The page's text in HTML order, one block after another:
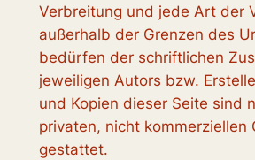
Verbreitung und jede Art der
außerhalb der Grenzen des
bedürfen der schriftlichen
jeweiligen Autors bzw.
und Kopien dieser Seite sind
privaten, nicht kommerziellen
gestattet.